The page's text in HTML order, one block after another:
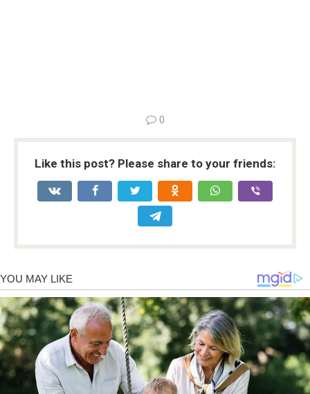
0
Like this post? Please share to your friends: